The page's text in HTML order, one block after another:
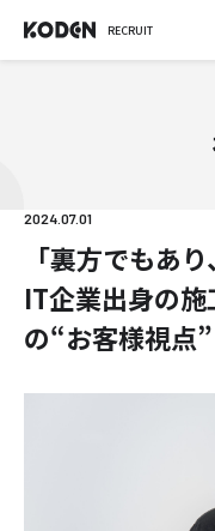
RECRUIT
2024.07.01
「裏方でもあ
IT企業出身の
の“お客様視点